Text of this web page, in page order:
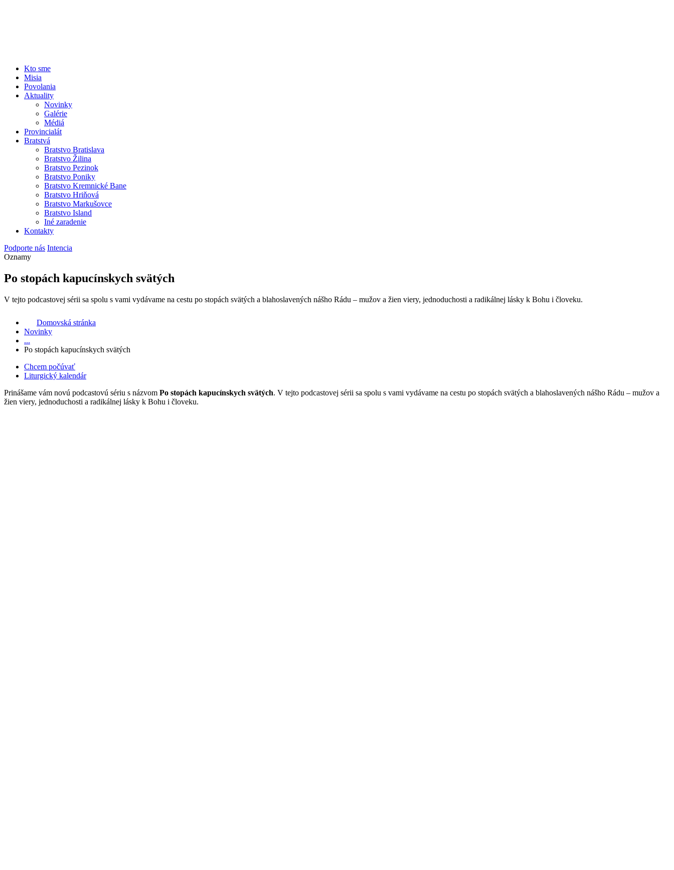
Kto sme
Misia
Povolania
Aktuality
Novinky
Galérie
Médiá
Provincialát
Bratstvá
Bratstvo Bratislava
Bratstvo Žilina
Bratstvo Pezinok
Bratstvo Poniky
Bratstvo Kremnické Bane
Bratstvo Hriňová
Bratstvo Markušovce
Bratstvo Island
Iné zaradenie
Kontakty
Podporte nás Intencia
Oznamy
Po stopách kapucínskych svätých
V tejto podcastovej sérii sa spolu s vami vydávame na cestu po stopách svätých a blahoslavených nášho Rádu – mužov a žien viery, jednoduchosti a radikálnej lásky k Bohu i človeku.
Domovská stránka
Novinky
...
Po stopách kapucínskych svätých
Chcem počúvať
Liturgický kalendár
Prinášame vám novú podcastovú sériu s názvom Po stopách kapucínskych svätých. V tejto podcastovej sérii sa spolu s vami vydávame na cestu po stopách svätých a blahoslavených nášho Rádu – mužov a
žien viery, jednoduchosti a radikálnej lásky k Bohu i človeku.